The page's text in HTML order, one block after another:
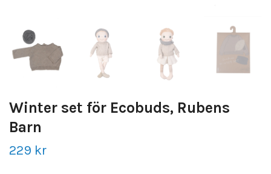
Winter set för Ecobuds, Rubens
Barn
229 kr